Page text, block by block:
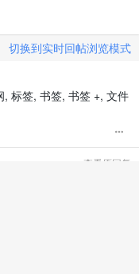
切换到实时回帖浏览模式
标签, 书签, 书签 +, 文件
查看原回复